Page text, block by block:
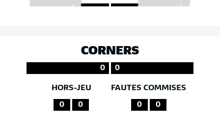
CORNERS
0 0
HORS-JEU
0 0
FAUTES COMMISES
0 0